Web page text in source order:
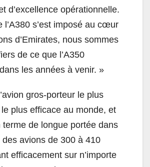
d’excellence opérationnelle.
l’A380 s’est imposé au cœur
d’Emirates, nous sommes
de ce que l’A350
les années à venir. »
gros-porteur le plus
plus efficace au monde, et
terme de longue portée dans
des avions de 300 à 410
efficacement sur n’importe